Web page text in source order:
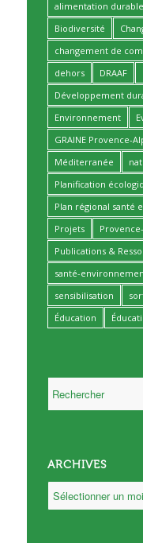
alimentation durable
Biodiversité
changement de
dehors
DRAAF
Développement
Environnement
GRAINE Provence-
Méditerranée
Planification
Plan régional santé
Projets
Publications &
santé-
sensibilisation
Éducation
ARCHIVES